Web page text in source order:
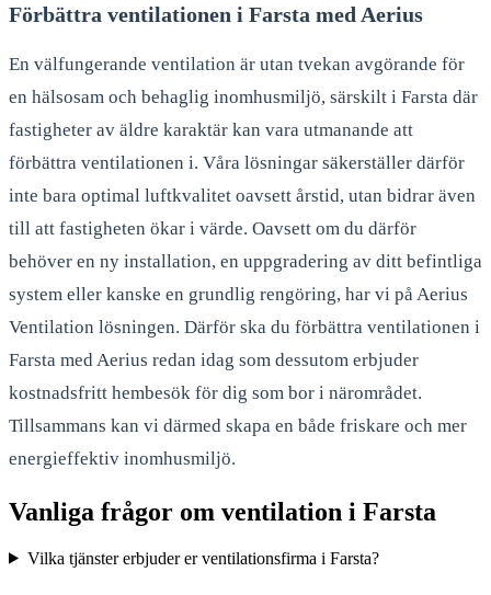
Förbättra ventilationen i Farsta med Aerius
En välfungerande ventilation är utan tvekan avgörande för
en hälsosam och behaglig inomhusmiljö, särskilt i Farsta där
fastigheter av äldre karaktär kan vara utmanande att
förbättra ventilationen i. Våra lösningar säkerställer därför
inte bara optimal luftkvalitet oavsett årstid, utan bidrar även
till att fastigheten ökar i värde. Oavsett om du därför
behöver en ny installation, en uppgradering av ditt befintliga
system eller kanske en grundlig rengöring, har vi på Aerius
Ventilation lösningen. Därför ska du förbättra ventilationen i
Farsta med Aerius redan idag som dessutom erbjuder
kostnadsfritt hembesök för dig som bor i närområdet.
Tillsammans kan vi därmed skapa en både friskare och mer
energieffektiv inomhusmiljö.
Vanliga frågor om ventilation i Farsta
Vilka tjänster erbjuder er ventilationsfirma i Farsta?